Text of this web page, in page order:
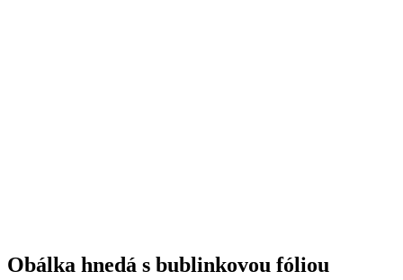
Obálka hnedá s bublinkovou fóliou